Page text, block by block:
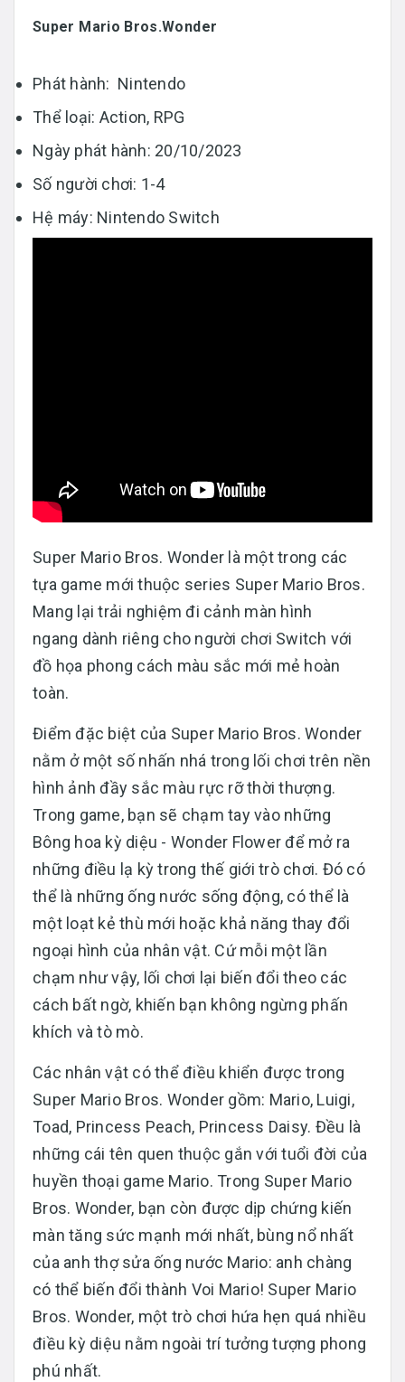
Super Mario Bros.Wonder
Phát hành: Nintendo
Thể loại: Action, RPG
Ngày phát hành: 20/10/2023
Số người chơi: 1-4
Hệ máy: Nintendo Switch
Super Mario Bros. Wonder là một trong các
tựa game mới thuộc series Super Mario Bros.
Mang lại trải nghiệm đi cảnh màn hình
ngang dành riêng cho người chơi Switch với
đồ họa phong cách màu sắc mới mẻ hoàn
toàn.
Điểm đặc biệt của Super Mario Bros. Wonder
nằm ở một số nhấn nhá trong lối chơi trên nền
hình ảnh đầy sắc màu rực rỡ thời thượng.
Trong game, bạn sẽ chạm tay vào những
Bông hoa kỳ diệu - Wonder Flower để mở ra
những điều lạ kỳ trong thế giới trò chơi. Đó có
thể là những ống nước sống động, có thể là
một loạt kẻ thù mới hoặc khả năng thay đổi
ngoại hình của nhân vật. Cứ mỗi một lần
chạm như vậy, lối chơi lại biến đổi theo các
cách bất ngờ, khiến bạn không ngừng phấn
khích và tò mò.
Các nhân vật có thể điều khiển được trong
Super Mario Bros. Wonder gồm: Mario, Luigi,
Toad, Princess Peach, Princess Daisy. Đều là
những cái tên quen thuộc gắn với tuổi đời của
huyền thoại game Mario. Trong Super Mario
Bros. Wonder, bạn còn được dịp chứng kiến
màn tăng sức mạnh mới nhất, bùng nổ nhất
của anh thợ sửa ống nước Mario: anh chàng
có thể biến đổi thành Voi Mario! Super Mario
Bros. Wonder, một trò chơi hứa hẹn quá nhiều
điều kỳ diệu nằm ngoài trí tưởng tượng phong
phú nhất.